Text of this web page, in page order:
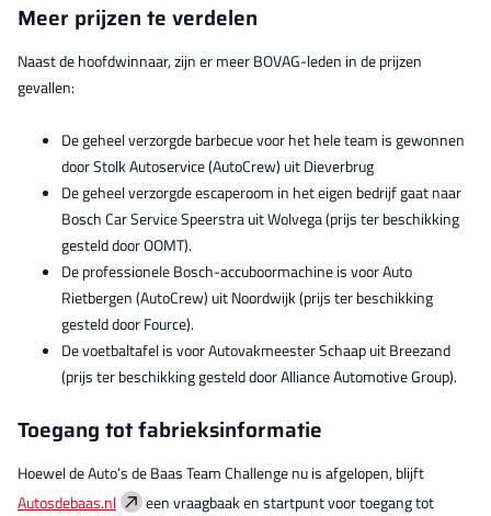
Meer prijzen te verdelen
Naast de hoofdwinnaar, zijn er meer BOVAG-leden in de prijzen
gevallen:
De geheel verzorgde barbecue voor het hele team is gewonnen
door Stolk Autoservice (AutoCrew) uit Dieverbrug
De geheel verzorgde escaperoom in het eigen bedrijf gaat naar
Bosch Car Service Speerstra uit Wolvega (prijs ter beschikking
gesteld door OOMT).
De professionele Bosch-accuboormachine is voor Auto
Rietbergen (AutoCrew) uit Noordwijk (prijs ter beschikking
gesteld door Fource).
De voetbaltafel is voor Autovakmeester Schaap uit Breezand
(prijs ter beschikking gesteld door Alliance Automotive Group).
Toegang tot fabrieksinformatie
Hoewel de Auto’s de Baas Team Challenge nu is afgelopen, blijft
Autosdebaas.nl
een vraagbaak en startpunt voor toegang tot